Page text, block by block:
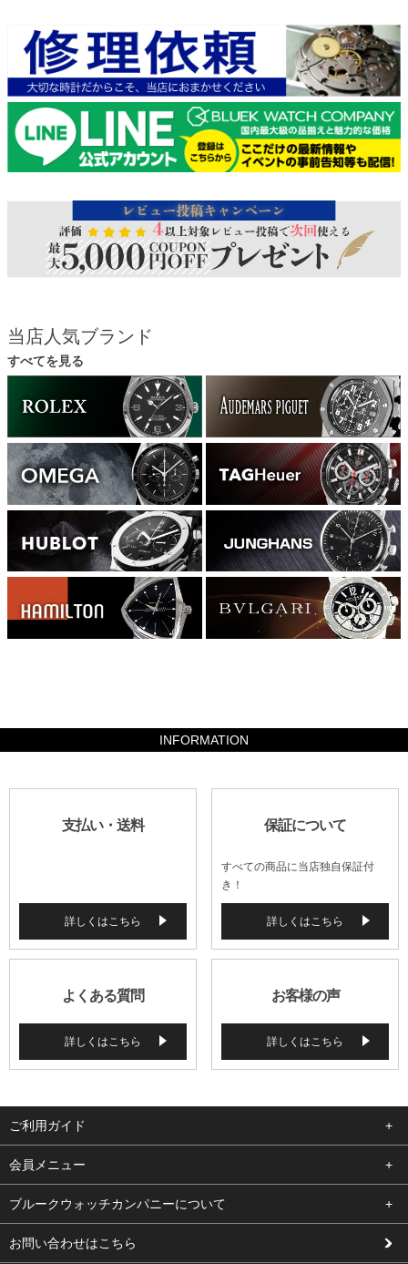
当店人気ブランド
すべてを見る
INFORMATION
支払い・送料
詳しくはこちら
保証について
すべての商品に当店独自保証付
き！
詳しくはこちら
よくある質問
詳しくはこちら
お客様の声
詳しくはこちら
ご利用ガイド
よくある質問
支払い・送料
修理依頼
会員メニュー
ログイン
お気に入り
ブルークウォッチカンパニーについて
会社概要
お問い合わせはこちら